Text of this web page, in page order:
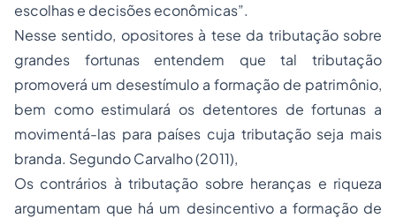
escolhas e decisões econômicas”.
Nesse sentido, opositores à tese da tributação sobre
grandes fortunas entendem que tal tributação
promoverá um desestímulo a formação de patrimônio,
bem como estimulará os detentores de fortunas a
movimentá-las para países cuja tributação seja mais
branda. Segundo Carvalho (2011),
Os contrários à tributação sobre heranças e riqueza
argumentam que há um desincentivo a formação de